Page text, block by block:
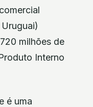
milhões de
Interno
é uma